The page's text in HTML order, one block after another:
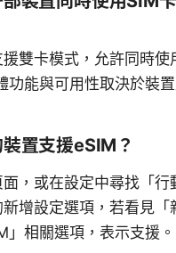
雙卡模式，允許同時使
功能與可用性取決於裝
置支援eSIM？
，或在設定中尋找「行
新增設定選項，若看見
」相關選項，表示支援。